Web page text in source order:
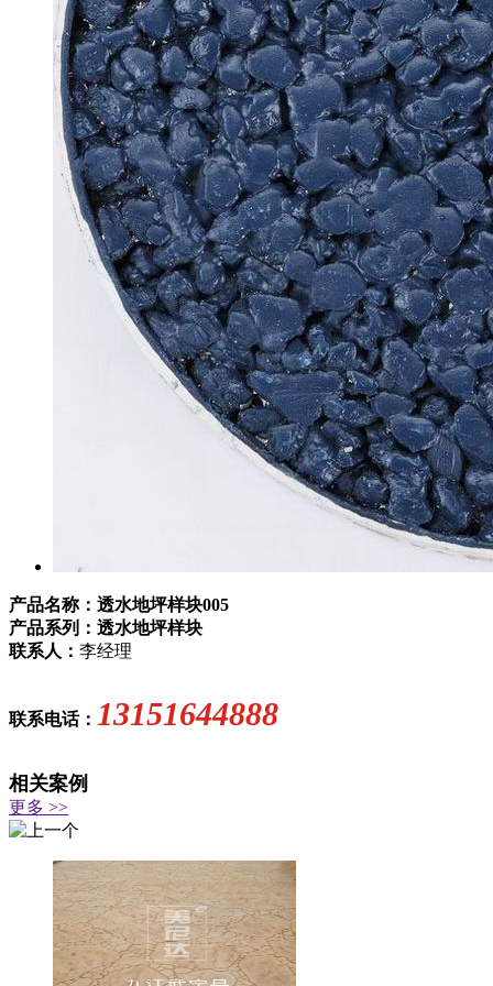
产品名称：透水地坪样块005
产品系列：透水地坪样块
联系人： 李经理
联系电话： 13151644888
相关案例
更多 >>